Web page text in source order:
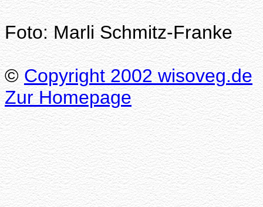
Foto: Marli Schmitz-Franke
© Copyright 2002 wisoveg.de
Zur Homepage